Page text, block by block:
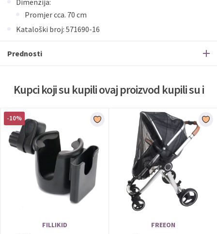
Dimenzija:
Promjer cca. 70 cm
Kataloški broj: 571690-16
Prednosti
Kupci koji su kupili ovaj proizvod kupili su i
-10%
FILLIKID FREEON